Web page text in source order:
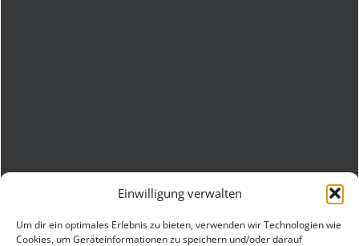
Einwilligung verwalten
Um dir ein optimales Erlebnis zu bieten, verwenden wir Technologien wie
Cookies, um Geräteinformationen zu speichern und/oder darauf